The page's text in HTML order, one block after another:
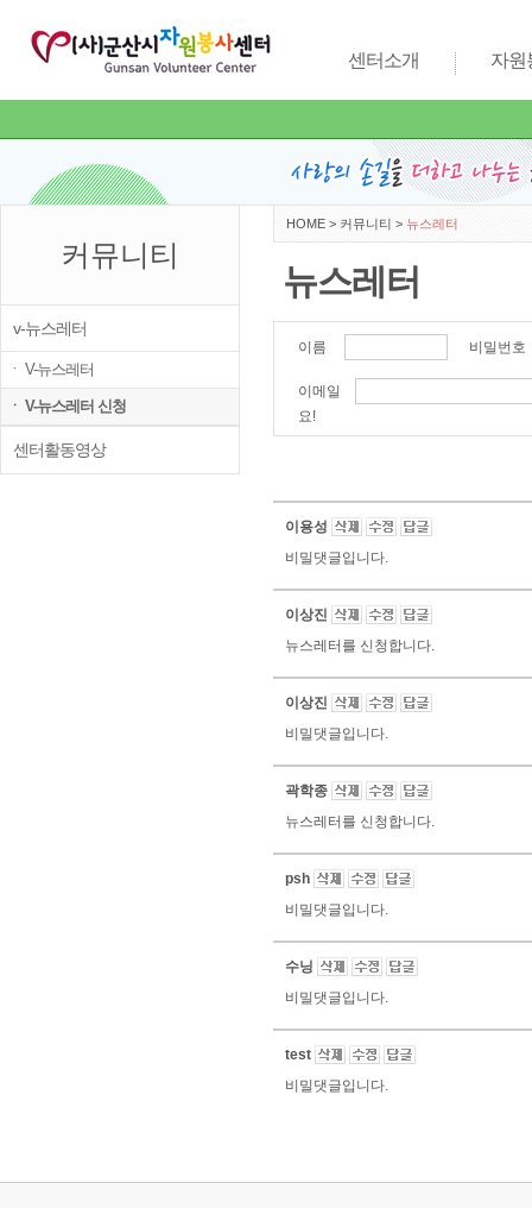
센터소개 자원
커뮤니티
v-뉴스레터
ㆍ V-뉴스레터
ㆍ V-뉴스레터 신청
센터활동영상
HOME > 커뮤니티 > 뉴스레터
뉴스레터
이름 비밀번
이메일
요!
이용성
비밀댓글입니다.
이상진
뉴스레터를 신청합니다.
이상진
비밀댓글입니다.
곽학종
뉴스레터를 신청합니다.
psh
비밀댓글입니다.
수닝
비밀댓글입니다.
test
비밀댓글입니다.